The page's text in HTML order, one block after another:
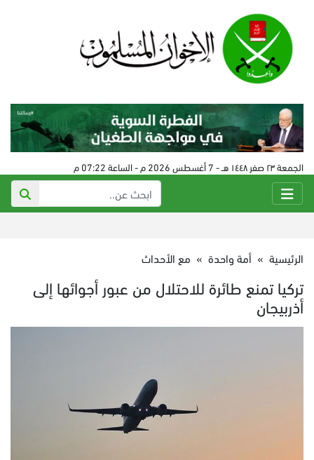
الجمعة ٢٣ صفر ١٤٤٨ هـ - 7 أغسطس 2026 م - الساعة 07:22 م
الرئيسية » أمة واحدة » مع الأحداث
تركيا تمنع طائرة للاحتلال من عبور أجوائها إلى
أذربيجان